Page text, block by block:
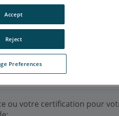
dont la précision d'un
Mais, chaque
vous pouvez
ou votre certification pour
Preferences
Reject
Accept